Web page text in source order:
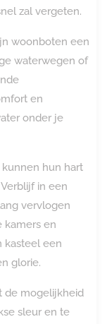
zal vergeten.
woonboten een
waterwegen of
en
onder je
hun hart
in een
vervlogen
kamers en
kasteel een
glorie.
de mogelijkheid
sleur en te